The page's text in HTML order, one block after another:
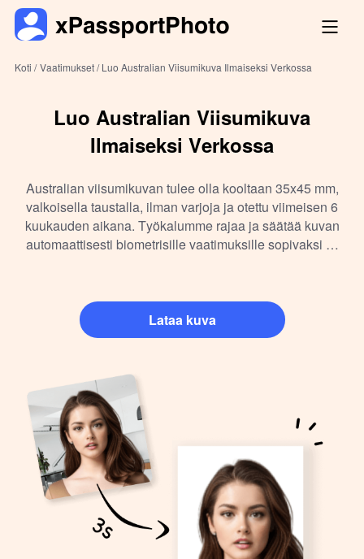
Koti / Vaatimukset /Luo Australian Viisumikuva Ilmaiseksi Verkossa
Luo Australian Viisumikuva
Ilmaiseksi Verkossa
Australian viisumikuvan tulee olla kooltaan 35x45 mm,
valkoisella taustalla, ilman varjoja ja otettu viimeisen 6
kuukauden aikana. Työkalumme rajaa ja säätää kuvan
automaattisesti biometrisille vaatimuksille sopivaksi —
Lataa kuva